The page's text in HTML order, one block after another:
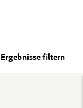
Ergebnisse filtern